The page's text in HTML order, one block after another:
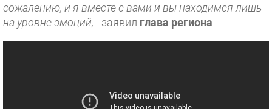
сожалению, и я вместе с вами и вы находимся лишь
на уровне эмоций, - заявил глава региона